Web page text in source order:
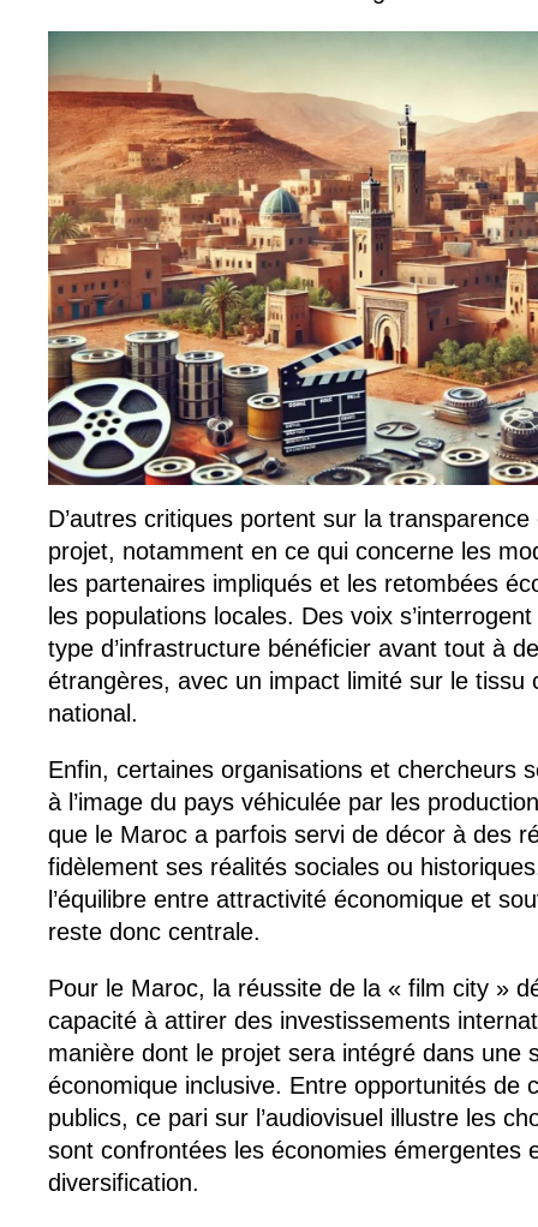
D’autres critiques portent sur la
projet, notamment en ce qui concerne les
les partenaires impliqués et les retombées
les populations locales. Des voix
type d’infrastructure bénéficier avant tout à
étrangères, avec un impact limité sur le tissu
national.
Enfin, certaines organisations et chercheurs
à l’image du pays véhiculée par les
que le Maroc a parfois servi de décor à des
fidèlement ses réalités sociales ou
l’équilibre entre attractivité économique et
reste donc centrale.
Pour le Maroc, la réussite de la « film city »
capacité à attirer des investissements
manière dont le projet sera intégré dans une
économique inclusive. Entre opportunités de
publics, ce pari sur l’audiovisuel illustre les
sont confrontées les économies émergentes
diversification.